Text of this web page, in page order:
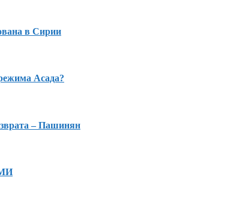
в Сирии
Асада?
– Пашинян